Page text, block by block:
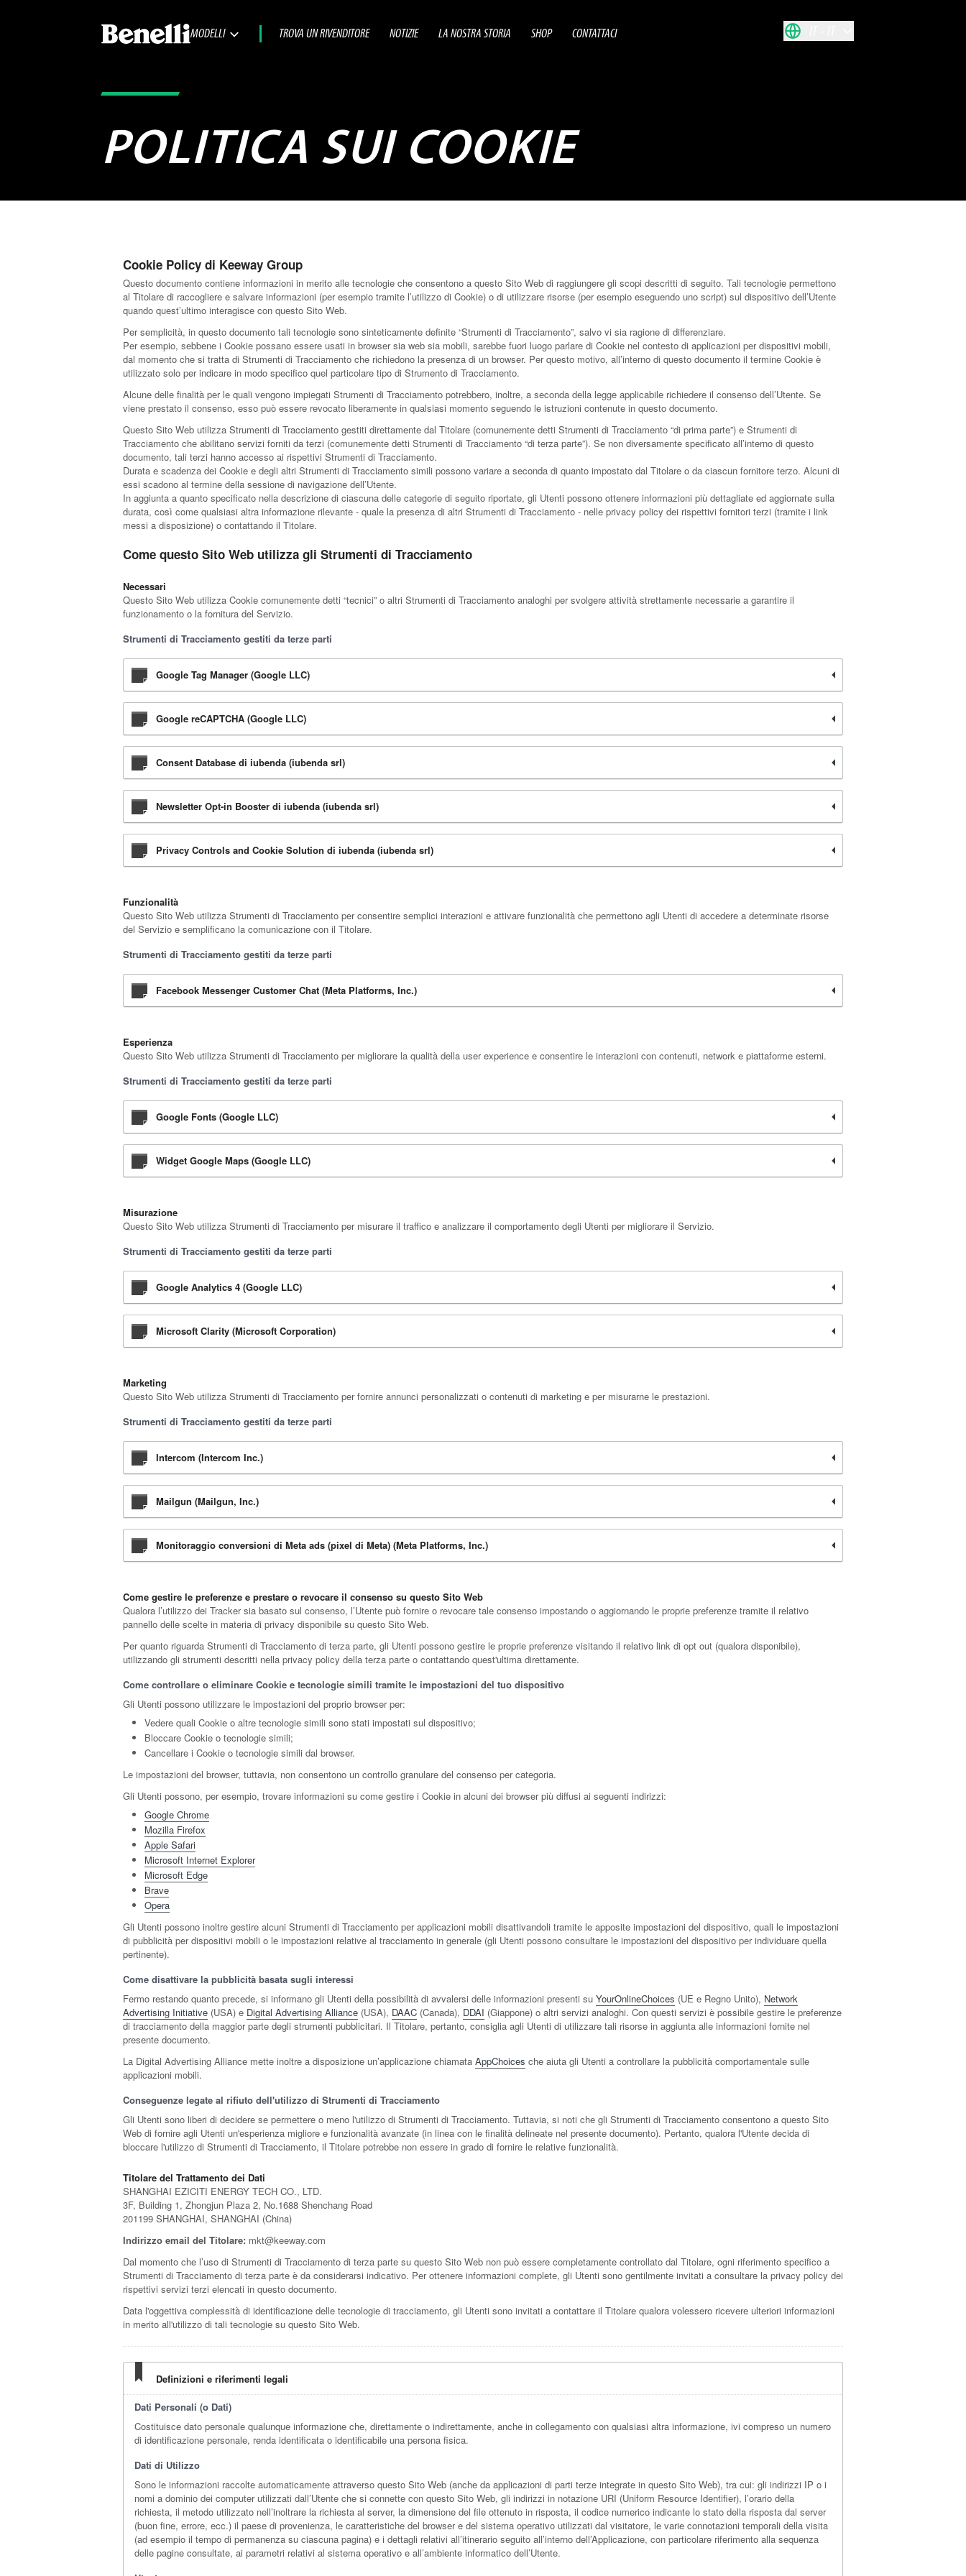
MODELLI TROVA UN RIVENDITORE NOTIZIE LA NOSTRA STORIA SHOP CONTATTACI
POLITICA SUI COOKIE
Cookie Policy di Keeway Group
Questo documento contiene informazioni in merito alle tecnologie che consentono a questo Sito Web di raggiungere gli scopi descritti di seguito. Tali tecnologie permettono
al Titolare di raccogliere e salvare informazioni (per esempio tramite l’utilizzo di Cookie) o di utilizzare risorse (per esempio eseguendo uno script) sul dispositivo dell’Utente
quando quest’ultimo interagisce con questo Sito Web.
Per semplicità, in questo documento tali tecnologie sono sinteticamente definite “Strumenti di Tracciamento”, salvo vi sia ragione di differenziare.
Per esempio, sebbene i Cookie possano essere usati in browser sia web sia mobili, sarebbe fuori luogo parlare di Cookie nel contesto di applicazioni per dispositivi mobili,
dal momento che si tratta di Strumenti di Tracciamento che richiedono la presenza di un browser. Per questo motivo, all’interno di questo documento il termine Cookie è
utilizzato solo per indicare in modo specifico quel particolare tipo di Strumento di Tracciamento.
Alcune delle finalità per le quali vengono impiegati Strumenti di Tracciamento potrebbero, inoltre, a seconda della legge applicabile richiedere il consenso dell’Utente. Se
viene prestato il consenso, esso può essere revocato liberamente in qualsiasi momento seguendo le istruzioni contenute in questo documento.
Questo Sito Web utilizza Strumenti di Tracciamento gestiti direttamente dal Titolare (comunemente detti Strumenti di Tracciamento “di prima parte”) e Strumenti di
Tracciamento che abilitano servizi forniti da terzi (comunemente detti Strumenti di Tracciamento “di terza parte”). Se non diversamente specificato all’interno di questo
documento, tali terzi hanno accesso ai rispettivi Strumenti di Tracciamento.
Durata e scadenza dei Cookie e degli altri Strumenti di Tracciamento simili possono variare a seconda di quanto impostato dal Titolare o da ciascun fornitore terzo. Alcuni di
essi scadono al termine della sessione di navigazione dell’Utente.
In aggiunta a quanto specificato nella descrizione di ciascuna delle categorie di seguito riportate, gli Utenti possono ottenere informazioni più dettagliate ed aggiornate sulla
durata, così come qualsiasi altra informazione rilevante - quale la presenza di altri Strumenti di Tracciamento - nelle privacy policy dei rispettivi fornitori terzi (tramite i link
messi a disposizione) o contattando il Titolare.
Come questo Sito Web utilizza gli Strumenti di Tracciamento
Necessari
Questo Sito Web utilizza Cookie comunemente detti “tecnici” o altri Strumenti di Tracciamento analoghi per svolgere attività strettamente necessarie a garantire il
funzionamento o la fornitura del Servizio.
Strumenti di Tracciamento gestiti da terze parti
Google Tag Manager (Google LLC)
Google reCAPTCHA (Google LLC)
Consent Database di iubenda (iubenda srl)
Newsletter Opt-in Booster di iubenda (iubenda srl)
Privacy Controls and Cookie Solution di iubenda (iubenda srl)
Funzionalità
Questo Sito Web utilizza Strumenti di Tracciamento per consentire semplici interazioni e attivare funzionalità che permettono agli Utenti di accedere a determinate risorse
del Servizio e semplificano la comunicazione con il Titolare.
Strumenti di Tracciamento gestiti da terze parti
Facebook Messenger Customer Chat (Meta Platforms, Inc.)
Esperienza
Questo Sito Web utilizza Strumenti di Tracciamento per migliorare la qualità della user experience e consentire le interazioni con contenuti, network e piattaforme esterni.
Strumenti di Tracciamento gestiti da terze parti
Google Fonts (Google LLC)
Widget Google Maps (Google LLC)
Misurazione
Questo Sito Web utilizza Strumenti di Tracciamento per misurare il traffico e analizzare il comportamento degli Utenti per migliorare il Servizio.
Strumenti di Tracciamento gestiti da terze parti
Google Analytics 4 (Google LLC)
Microsoft Clarity (Microsoft Corporation)
Marketing
Questo Sito Web utilizza Strumenti di Tracciamento per fornire annunci personalizzati o contenuti di marketing e per misurarne le prestazioni.
Strumenti di Tracciamento gestiti da terze parti
Intercom (Intercom Inc.)
Mailgun (Mailgun, Inc.)
Monitoraggio conversioni di Meta ads (pixel di Meta) (Meta Platforms, Inc.)
Come gestire le preferenze e prestare o revocare il consenso su questo Sito Web
Qualora l’utilizzo dei Tracker sia basato sul consenso, l’Utente può fornire o revocare tale consenso impostando o aggiornando le proprie preferenze tramite il relativo
pannello delle scelte in materia di privacy disponibile su questo Sito Web.
Per quanto riguarda Strumenti di Tracciamento di terza parte, gli Utenti possono gestire le proprie preferenze visitando il relativo link di opt out (qualora disponibile),
utilizzando gli strumenti descritti nella privacy policy della terza parte o contattando quest'ultima direttamente.
Come controllare o eliminare Cookie e tecnologie simili tramite le impostazioni del tuo dispositivo
Gli Utenti possono utilizzare le impostazioni del proprio browser per:
Vedere quali Cookie o altre tecnologie simili sono stati impostati sul dispositivo;
Bloccare Cookie o tecnologie simili;
Cancellare i Cookie o tecnologie simili dal browser.
Le impostazioni del browser, tuttavia, non consentono un controllo granulare del consenso per categoria.
Gli Utenti possono, per esempio, trovare informazioni su come gestire i Cookie in alcuni dei browser più diffusi ai seguenti indirizzi:
Google Chrome
Mozilla Firefox
Apple Safari
Microsoft Internet Explorer
Microsoft Edge
Brave
Opera
Gli Utenti possono inoltre gestire alcuni Strumenti di Tracciamento per applicazioni mobili disattivandoli tramite le apposite impostazioni del dispositivo, quali le impostazioni
di pubblicità per dispositivi mobili o le impostazioni relative al tracciamento in generale (gli Utenti possono consultare le impostazioni del dispositivo per individuare quella
pertinente).
Come disattivare la pubblicità basata sugli interessi
Fermo restando quanto precede, si informano gli Utenti della possibilità di avvalersi delle informazioni presenti su YourOnlineChoices (UE e Regno Unito), Network
Advertising Initiative(USA) e Digital Advertising Alliance(USA), DAAC(Canada), DDAI (Giappone) o altri servizi analoghi. Con questi servizi è possibile gestire le preferenze
di tracciamento della maggior parte degli strumenti pubblicitari. Il Titolare, pertanto, consiglia agli Utenti di utilizzare tali risorse in aggiunta alle informazioni fornite nel
presente documento.
La Digital Advertising Alliance mette inoltre a disposizione un’applicazione chiamata AppChoices che aiuta gli Utenti a controllare la pubblicità comportamentale sulle
applicazioni mobili.
Conseguenze legate al rifiuto dell'utilizzo di Strumenti di Tracciamento
Gli Utenti sono liberi di decidere se permettere o meno l'utilizzo di Strumenti di Tracciamento. Tuttavia, si noti che gli Strumenti di Tracciamento consentono a questo Sito
Web di fornire agli Utenti un'esperienza migliore e funzionalità avanzate (in linea con le finalità delineate nel presente documento). Pertanto, qualora l'Utente decida di
bloccare l'utilizzo di Strumenti di Tracciamento, il Titolare potrebbe non essere in grado di fornire le relative funzionalità.
Titolare del Trattamento dei Dati
SHANGHAI EZICITI ENERGY TECH CO., LTD.
3F, Building 1, Zhongjun Plaza 2, No.1688 Shenchang Road
201199 SHANGHAI, SHANGHAI (China)
Indirizzo email del Titolare: mkt@keeway.com
Dal momento che l’uso di Strumenti di Tracciamento di terza parte su questo Sito Web non può essere completamente controllato dal Titolare, ogni riferimento specifico a
Strumenti di Tracciamento di terza parte è da considerarsi indicativo. Per ottenere informazioni complete, gli Utenti sono gentilmente invitati a consultare la privacy policy dei
rispettivi servizi terzi elencati in questo documento.
Data l'oggettiva complessità di identificazione delle tecnologie di tracciamento, gli Utenti sono invitati a contattare il Titolare qualora volessero ricevere ulteriori informazioni
in merito all'utilizzo di tali tecnologie su questo Sito Web.
Definizioni e riferimenti legali
Dati Personali (o Dati)
Costituisce dato personale qualunque informazione che, direttamente o indirettamente, anche in collegamento con qualsiasi altra informazione, ivi compreso un numero
di identificazione personale, renda identificata o identificabile una persona fisica.
Dati di Utilizzo
Sono le informazioni raccolte automaticamente attraverso questo Sito Web (anche da applicazioni di parti terze integrate in questo Sito Web), tra cui: gli indirizzi IP o i
nomi a dominio dei computer utilizzati dall’Utente che si connette con questo Sito Web, gli indirizzi in notazione URI (Uniform Resource Identifier), l’orario della
richiesta, il metodo utilizzato nell’inoltrare la richiesta al server, la dimensione del file ottenuto in risposta, il codice numerico indicante lo stato della risposta dal server
(buon fine, errore, ecc.) il paese di provenienza, le caratteristiche del browser e del sistema operativo utilizzati dal visitatore, le varie connotazioni temporali della visita
(ad esempio il tempo di permanenza su ciascuna pagina) e i dettagli relativi all’itinerario seguito all’interno dell’Applicazione, con particolare riferimento alla sequenza
delle pagine consultate, ai parametri relativi al sistema operativo e all’ambiente informatico dell’Utente.